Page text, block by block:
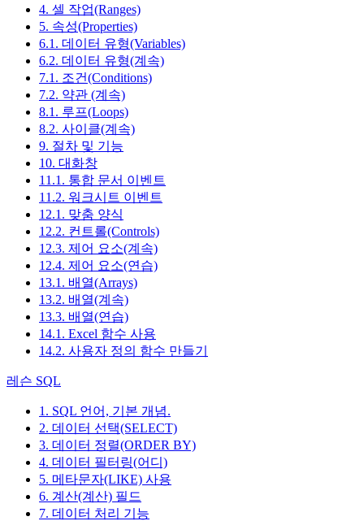
4. 셀 작업(Ranges)
5. 속성(Properties)
6.1. 데이터 유형(Variables)
6.2. 데이터 유형(계속)
7.1. 조건(Conditions)
7.2. 약관 (계속)
8.1. 루프(Loops)
8.2. 사이클(계속)
9. 절차 및 기능
10. 대화창
11.1. 통합 문서 이벤트
11.2. 워크시트 이벤트
12.1. 맞춤 양식
12.2. 컨트롤(Controls)
12.3. 제어 요소(계속)
12.4. 제어 요소(연습)
13.1. 배열(Arrays)
13.2. 배열(계속)
13.3. 배열(연습)
14.1. Excel 함수 사용
14.2. 사용자 정의 함수 만들기
레슨 SQL
1. SQL 언어, 기본 개념.
2. 데이터 선택(SELECT)
3. 데이터 정렬(ORDER BY)
4. 데이터 필터링(어디)
5. 메타문자(LIKE) 사용
6. 계산(계산) 필드
7. 데이터 처리 기능